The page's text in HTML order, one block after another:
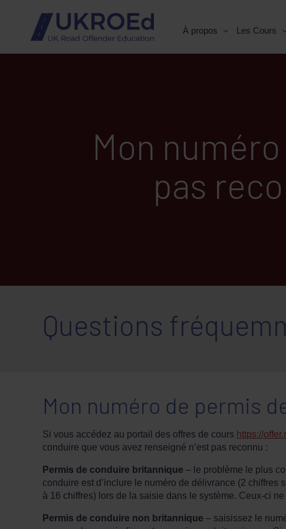
À propos Les Cours
Mon
pas
Questions
Mon numéro de permis
Si vous accédez au portail des offres de cours https://
conduire que vous avez renseigné n’est pas reconnu :
Permis de conduire britannique – le problème le plus
conduire est d’inclure le numéro de délivrance (2 chiffres
à 16 chiffres) lors de la saisie dans le système. Ceux-ci
Permis de conduire non britannique – saisissez le